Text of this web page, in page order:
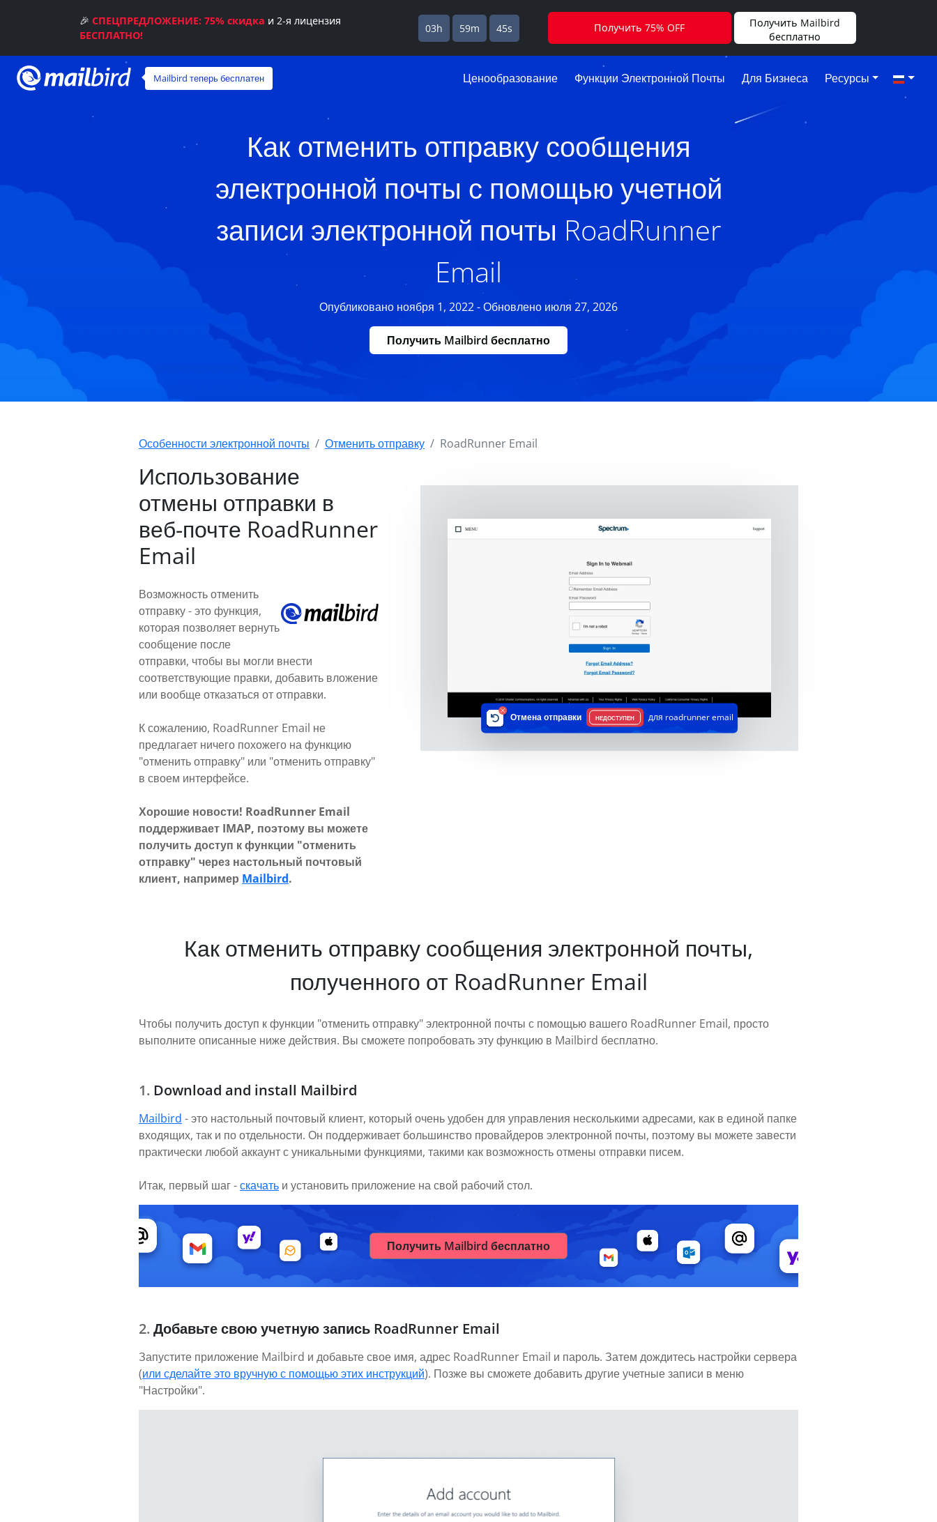
Mailbird теперь бесплатен Ценообразование Функции Электронной Почты Для Бизнеса Ресурсы
Как отменить отправку сообщения
электронной почты с помощью учетной
записи электронной почты RoadRunner
Email
Опубликовано ноября 1, 2022 - Обновлено июля 27, 2026
Получить Mailbird бесплатно
Особенности электронной почты Отменить отправку RoadRunner Email
Использование
отмены отправки в
веб-почте RoadRunner
Email
Возможность отменить
отправку - это функция,
которая позволяет вернуть
сообщение после
отправки, чтобы вы могли внести
соответствующие правки, добавить вложение
или вообще отказаться от отправки.
К сожалению, RoadRunner Email не
предлагает ничего похожего на функцию
"отменить отправку" или "отменить отправку"
в своем интерфейсе.
Хорошие новости! RoadRunner Email
поддерживает IMAP, поэтому вы можете
получить доступ к функции "отменить
отправку" через настольный почтовый
клиент, например Mailbird.
Отмена отправки НЕДОСТУПЕН для roadrunner email
Как отменить отправку сообщения электронной почты,
полученного от RoadRunner Email
Чтобы получить доступ к функции "отменить отправку" электронной почты с помощью вашего RoadRunner Email, просто
выполните описанные ниже действия. Вы сможете попробовать эту функцию в Mailbird бесплатно.
Download and install Mailbird
Mailbird - это настольный почтовый клиент, который очень удобен для управления несколькими адресами, как в единой папке
входящих, так и по отдельности. Он поддерживает большинство провайдеров электронной почты, поэтому вы можете завести
практически любой аккаунт с уникальными функциями, такими как возможность отмены отправки писем.
Итак, первый шаг -скачать и установить приложение на свой рабочий стол.
Получить Mailbird бесплатно
Добавьте свою учетную запись RoadRunner Email
Запустите приложение Mailbird и добавьте свое имя, адрес RoadRunner Email и пароль. Затем дождитесь настройки сервера
(или сделайте это вручную с помощью этих инструкций). Позже вы сможете добавить другие учетные записи в меню
"Настройки".
🎉 СПЕЦПРЕДЛОЖЕНИЕ: 75% скидка и 2-я лицензия
БЕСПЛАТНО!
03h 59m 44s Получить 75% OFF
Получить Mailbird
бесплатно